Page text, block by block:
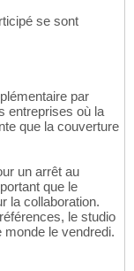
se sont
par
entreprises où la
que la couverture
un arrêt au
que le
la collaboration.
le studio
monde le vendredi.